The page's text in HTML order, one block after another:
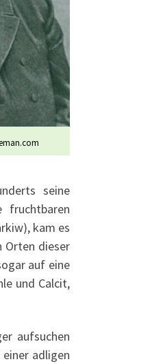
seine
kam es
Orten dieser
auf eine
und Calcit,
aufsuchen
adligen